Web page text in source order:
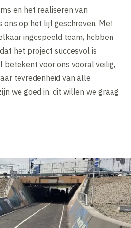
en het realiseren van
ons op het lijf geschreven. Met
ingespeeld team, hebben
het project succesvol is
betekent voor ons vooral veilig,
tevredenheid van alle
we goed in, dit willen we graag